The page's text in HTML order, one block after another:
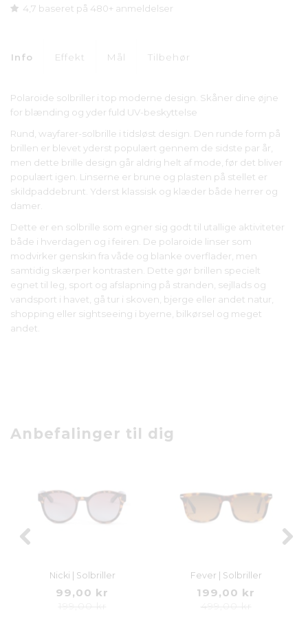
4,7 baseret på 480+ anmeldelser
Info Effekt Mål Tilbehør
Polaroide solbriller i top moderne design. Skåner dine øjne
for blænding og yder fuld UV-beskyttelse
Rund, wayfarer-solbrille i tidsløst design. Den runde form på
brillen er blevet yderst populært gennem de sidste par år,
men dette brille design går aldrig helt af mode, før det bliver
populært igen. Linserne er brune og plasten på stellet er
skildpaddebrunt. Yderst klassisk og klæder både herrer og
damer.
Dette er en solbrille som egner sig godt til utallige aktiviteter
både i hverdagen og i feiren. De polaroide linser som
modvirker genskin fra våde og blanke overflader, men
samtidig skærper kontrasten. Dette gør brillen specielt
egnet til leg, sport og afslapning på stranden, sejllads og
vandsport i havet, gå tur i skoven, bjerge eller andet natur,
shopping eller sightseeing i byerne, bilkørsel og meget
andet.
Anbefalinger til dig
Nicki | Solbriller
99,00 kr
Fever | Solbriller
199,00 kr